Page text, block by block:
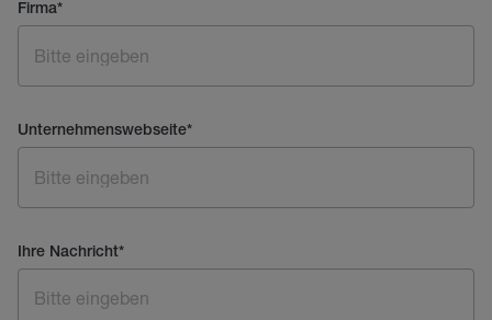
Firma*
Unternehmenswebseite*
Ihre Nachricht*